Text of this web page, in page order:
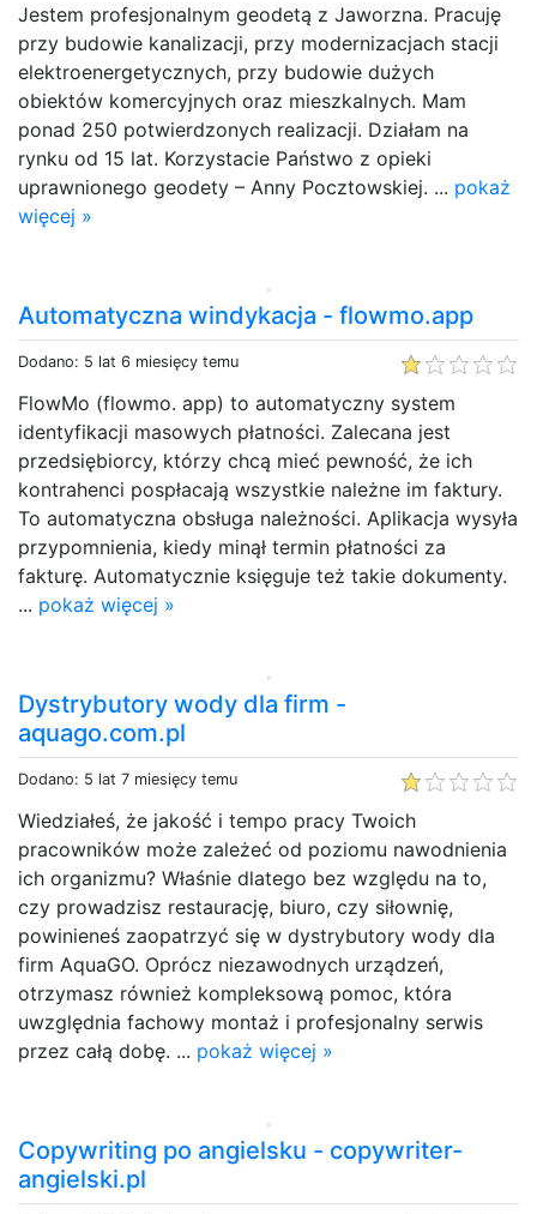
Jestem profesjonalnym geodetą z Jaworzna. Pracuję
przy budowie kanalizacji, przy modernizacjach stacji
elektroenergetycznych, przy budowie dużych
obiektów komercyjnych oraz mieszkalnych. Mam
ponad 250 potwierdzonych realizacji. Działam na
rynku od 15 lat. Korzystacie Państwo z opieki
uprawnionego geodety – Anny Pocztowskiej. ... pokaż
więcej »
Automatyczna windykacja - flowmo.app
Dodano: 5 lat 6 miesięcy temu
FlowMo (flowmo. app) to automatyczny system
identyfikacji masowych płatności. Zalecana jest
przedsiębiorcy, którzy chcą mieć pewność, że ich
kontrahenci pospłacają wszystkie należne im faktury.
To automatyczna obsługa należności. Aplikacja wysyła
przypomnienia, kiedy minął termin płatności za
fakturę. Automatycznie księguje też takie dokumenty.
... pokaż więcej »
Dystrybutory wody dla firm -
aquago.com.pl
Dodano: 5 lat 7 miesięcy temu
Wiedziałeś, że jakość i tempo pracy Twoich
pracowników może zależeć od poziomu nawodnienia
ich organizmu? Właśnie dlatego bez względu na to,
czy prowadzisz restaurację, biuro, czy siłownię,
powinieneś zaopatrzyć się w dystrybutory wody dla
firm AquaGO. Oprócz niezawodnych urządzeń,
otrzymasz również kompleksową pomoc, która
uwzględnia fachowy montaż i profesjonalny serwis
przez całą dobę. ... pokaż więcej »
Copywriting po angielsku - copywriter-
angielski.pl